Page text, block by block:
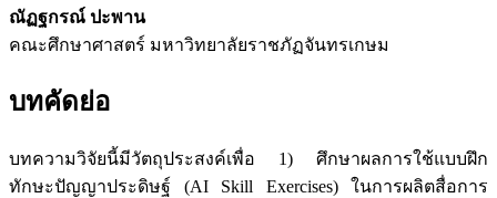
ณัฏฐกรณ์ ปะพาน
คณะศึกษาศาสตร์ มหาวิทยาลัยราชภัฏจันทรเกษม
บทคัดย่อ
บทความวิจัยนี้มีวัตถุประสงค์เพื่อ 1) ศึกษาผลการใช้แบบฝึก
ทักษะปัญญาประดิษฐ์ (AI Skill Exercises) ในการผลิตสื่อการ